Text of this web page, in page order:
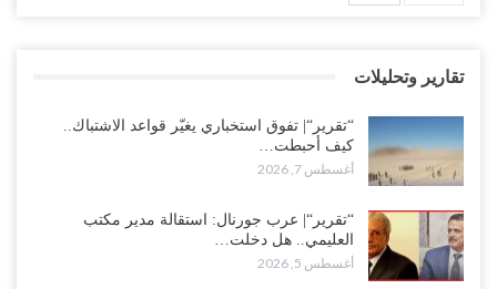
وسط معركة سعودية لإسقاط آخر معاقل الزبيدي.. القبائل تستنفر و”درع
الوطن” تبدأ الانتشار..!
أغسطس 5, 2026
خلافات الرواتب تشعل مواجهة داخل معسكر التحالف… والإصلاح يصعّد
في جبهات مأرب وتعز والضالع..!
أغسطس 5, 2026
تقارير وتحليلات
“تقرير“| تفوق استخباري يغيّر قواعد الاشتباك..
كيف أحبطت…
أغسطس 7, 2026
“تقرير“| عرب جورنال: استقالة مدير مكتب
العليمي.. هل دخلت…
أغسطس 5, 2026